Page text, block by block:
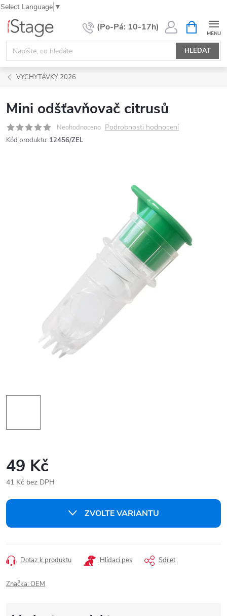
Select Language ▼
Přejít
obsah
HLEDAT
NÁKUPNÍ
KOŠÍK
VYCHYTÁVKY 2026
Mini odšťavňovač citrusů
Neohodnoceno Podrobnosti hodnocení
Kód produktu: 12456/ZEL
49 Kč
41 Kč bez DPH
cena:
ZVOLTE VARIANTU
Dotaz k produktu Hlídací pes Sdílet
Značka: OEM